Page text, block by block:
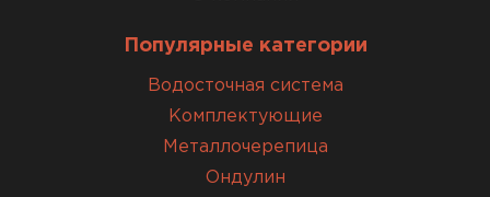
Популярные категории
Водосточная система
Комплектующие
Металлочерепица
Ондулин